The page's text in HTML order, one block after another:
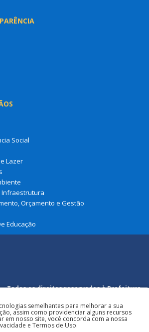
Social
Lazer
Infraestrutura
Orçamento e Gestão
Educação
Todos os direitos reservados à Prefeitura
semelhantes para melhorar a sua
assim como providenciar alguns recursos
em nosso site, você concorda com a nossa
e Termos de Uso.